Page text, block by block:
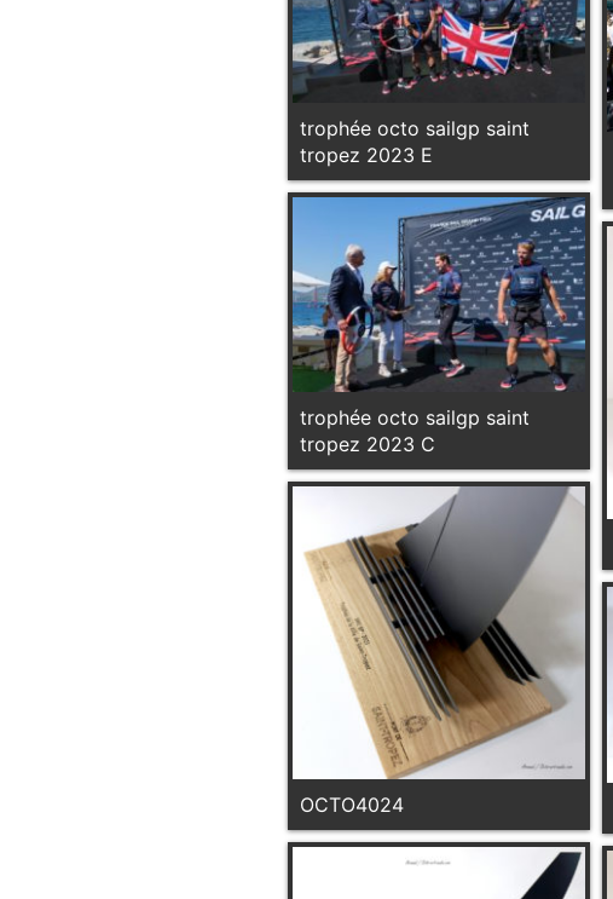
trophée octo sailgp saint
tropez 2023 E
trophée octo sailgp saint
tropez 2023 C
OCTO4024